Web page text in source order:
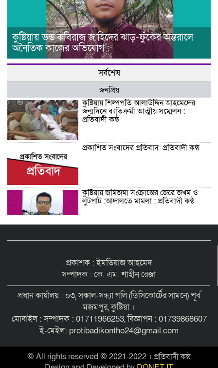
কুষ্টিয়ায় ভন্ড কবিরাজ জাহিদের ঝাড়-ফুঁকের অন্তরালে
অনৈতিক কাজের অভিযোগ :
সর্বশেষ
জনপ্রিয়
কুষ্টিয়ায় শিল্পপতি আলাউদ্দিন আহমেদের
জন্মদিনে ব্যতিক্রমী আত্মীয় সম্মেলন :
প্রতিবাদী কন্ঠ
প্রকাশিত সংবাদের প্রতিবাদ: প্রতিবাদী কন্ঠ
কুষ্টিয়ায় জমিজমা সংক্রান্তের জেরে জখম ও
লুটপাট :আদালতে মামলা : প্রতিবাদী কন্ঠ
শিশু সন্তানকে আটকে বিদেশে পাচার বন্দে
লেকচারার পদে ফিরোজা নাজনীনের সুপারিশ :
প্রতিবাদী কন্ঠ
কুষ্টিয়ায় পাথর বোঝাই ট্রাক উল্টে চালক ও
হেলপারের মৃত্যু : প্রতিবাদী কন্ঠ
প্রকাশক : ইমতিয়াজ আহমেদ
সম্পাদক : কে. এম. শাহীন রেজা
প্রধান কার্যালয় : ০৩, সকাল-সন্ধ্যা গলি (ডিসিকোর্টের সামনে) পূর্ব
মজমপুর, কুষ্টিয়া ।
মোবাইল : সম্পাদক : 01711966253, বিজ্ঞাপন : 01739868607
ই-মেইল: protibadikontho24@gmail.com
© All rights reserved © 2021-2022 । প্রতিবাদী কন্ঠ